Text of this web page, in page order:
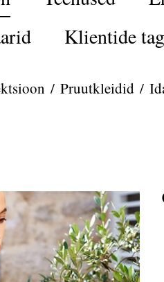
Klientide
/ Pruutkleidid /